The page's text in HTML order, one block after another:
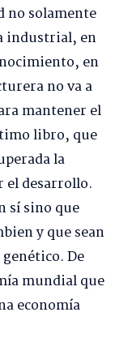
no solamente
industrial, en
en
no va a
mantener el
libro, que
la
el desarrollo.
sí sino que
y que sean
De
mundial que
economía